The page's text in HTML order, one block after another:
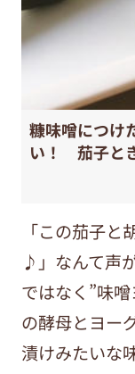
糠味噌につ
い！ 茄子と
「この茄子
♪」なんて声
ではなく”味
の酵母とヨー
漬けみたいな